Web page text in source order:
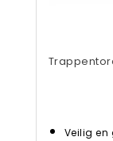
Veilig en